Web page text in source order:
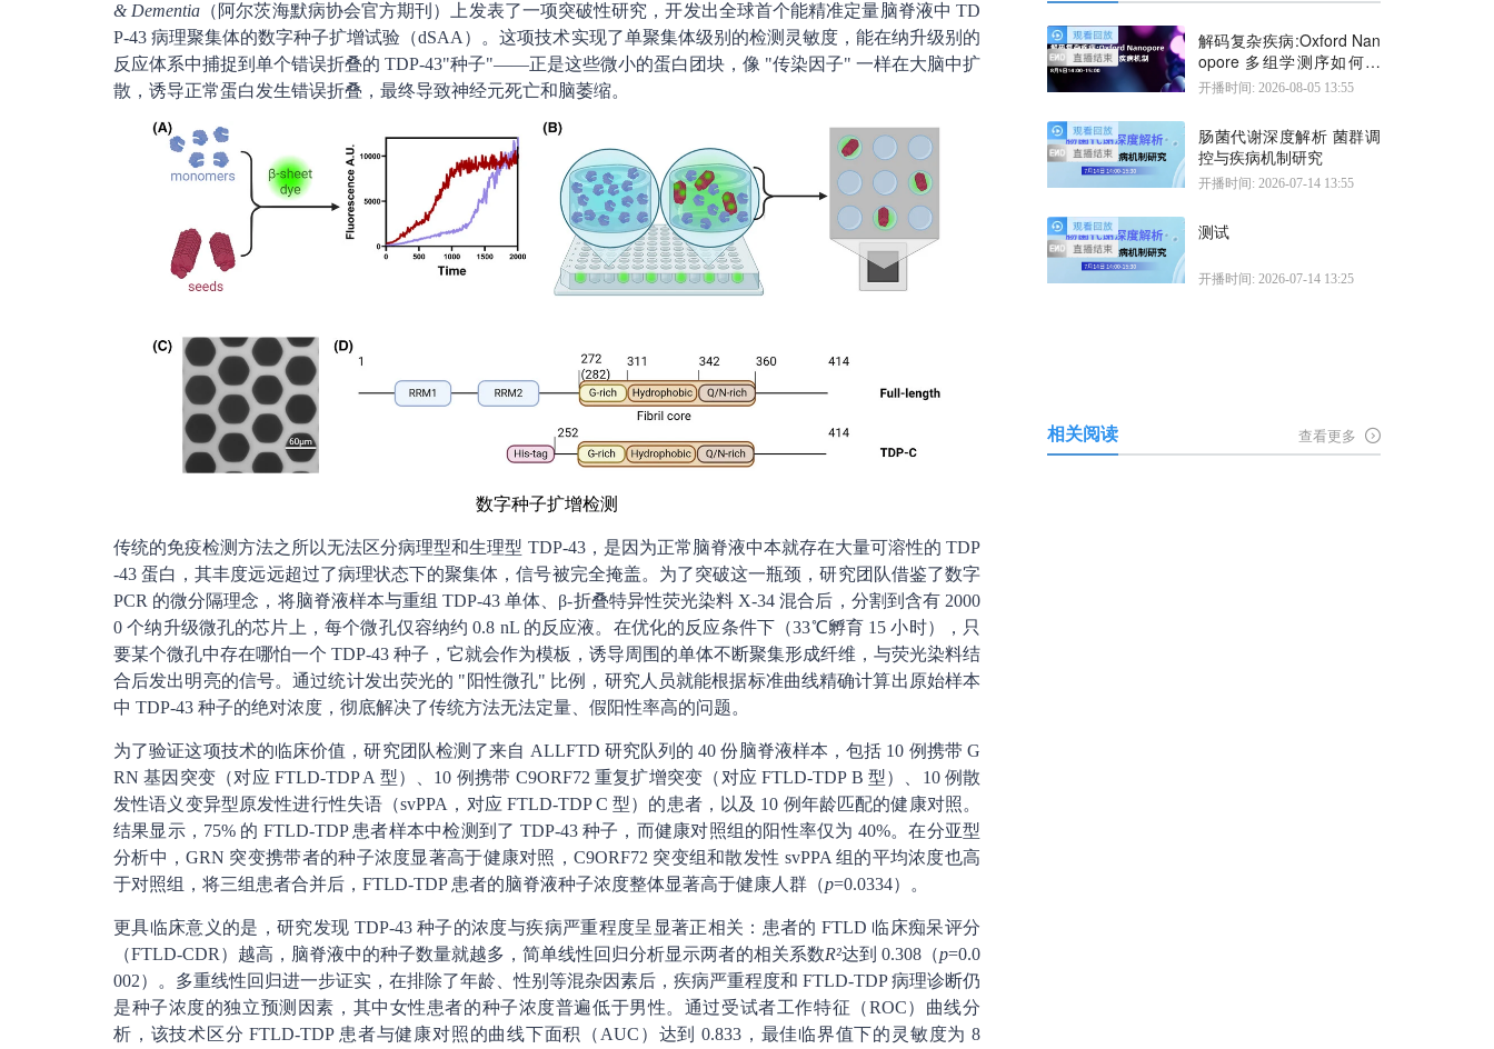
& Dementia （阿尔茨海默病协会官方期刊）上发表了一项突破性研究，开发出全球首个能精准定量脑脊液中 TD
P-43 病理聚集体的数字种子扩增试验（dSAA）。这项技术实现了单聚集体级别的检测灵敏度，能在纳升级别的
反应体系中捕捉到单个错误折叠的 TDP-43"种子"——正是这些微小的蛋白团块，像 "传染因子" 一样在大脑中扩
散，诱导正常蛋白发生错误折叠，最终导致神经元死亡和脑萎缩。
数字种子扩增检测
传统的免疫检测方法之所以无法区分病理型和生理型 TDP-43，是因为正常脑脊液中本就存在大量可溶性的 TDP
-43 蛋白，其丰度远远超过了病理状态下的聚集体，信号被完全掩盖。为了突破这一瓶颈，研究团队借鉴了数字
PCR 的微分隔理念，将脑脊液样本与重组 TDP-43 单体、β-折叠特异性荧光染料 X-34 混合后，分割到含有 2000
0 个纳升级微孔的芯片上，每个微孔仅容纳约 0.8 nL 的反应液。在优化的反应条件下（33℃孵育 15 小时），只
要某个微孔中存在哪怕一个 TDP-43 种子，它就会作为模板，诱导周围的单体不断聚集形成纤维，与荧光染料结
合后发出明亮的信号。通过统计发出荧光的 "阳性微孔" 比例，研究人员就能根据标准曲线精确计算出原始样本
中 TDP-43 种子的绝对浓度，彻底解决了传统方法无法定量、假阳性率高的问题。
为了验证这项技术的临床价值，研究团队检测了来自 ALLFTD 研究队列的 40 份脑脊液样本，包括 10 例携带 G
RN 基因突变（对应 FTLD-TDP A 型）、10 例携带 C9ORF72 重复扩增突变（对应 FTLD-TDP B 型）、10 例散
发性语义变异型原发性进行性失语（svPPA，对应 FTLD-TDP C 型）的患者，以及 10 例年龄匹配的健康对照。
结果显示，75% 的 FTLD-TDP 患者样本中检测到了 TDP-43 种子，而健康对照组的阳性率仅为 40%。在分亚型
分析中，GRN 突变携带者的种子浓度显著高于健康对照，C9ORF72 突变组和散发性 svPPA 组的平均浓度也高
于对照组，将三组患者合并后，FTLD-TDP 患者的脑脊液种子浓度整体显著高于健康人群（p=0.0334）。
更具临床意义的是，研究发现 TDP-43 种子的浓度与疾病严重程度呈显著正相关：患者的 FTLD 临床痴呆评分
（FTLD-CDR）越高，脑脊液中的种子数量就越多，简单线性回归分析显示两者的相关系数R²达到 0.308（p=0.0
002）。多重线性回归进一步证实，在排除了年龄、性别等混杂因素后，疾病严重程度和 FTLD-TDP 病理诊断仍
是种子浓度的独立预测因素，其中女性患者的种子浓度普遍低于男性。通过受试者工作特征（ROC）曲线分
析，该技术区分 FTLD-TDP 患者与健康对照的曲线下面积（AUC）达到 0.833，最佳临界值下的灵敏度为 8
解码复杂疾病:Oxford Nan
opore 多组学测序如何揭
示疾病机制
开播时间: 2026-08-05 13:55
肠菌代谢深度解析 菌群调
控与疾病机制研究
开播时间: 2026-07-14 13:55
测试
开播时间: 2026-07-14 13:25
相关阅读 查看更多